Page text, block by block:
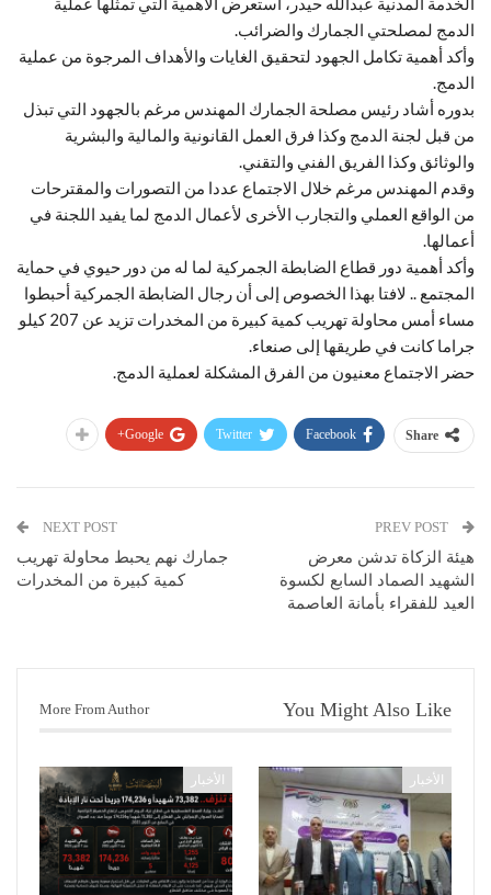
الدمج لمصلحتي الجمارك والضرائب.
وأكد أهمية تكامل الجهود لتحقيق الغايات والأهداف المرجوة من عملية
الدمج.
بدوره أشاد رئيس مصلحة الجمارك المهندس مرغم بالجهود التي تبذل
من قبل لجنة الدمج وكذا فرق العمل القانونية والمالية والبشرية
والوثائق وكذا الفريق الفني والتقني.
وقدم المهندس مرغم خلال الاجتماع عددا من التصورات والمقترحات
من الواقع العملي والتجارب الأخرى لأعمال الدمج لما يفيد اللجنة في
أعمالها.
وأكد أهمية دور قطاع الضابطة الجمركية لما له من دور حيوي في حماية
المجتمع .. لافتا بهذا الخصوص إلى أن رجال الضابطة الجمركية أحبطوا
مساء أمس محاولة تهريب كمية كبيرة من المخدرات تزيد عن 207 كيلو
جراما كانت في طريقها إلى صنعاء.
حضر الاجتماع معنيون من الفرق المشكلة لعملية الدمج.
Share
Facebook
Twitter
Google+
هيئة الزكاة تدشن معرض
الشهيد الصماد السابع لكسوة
العيد للفقراء بأمانة العاصمة
NEXT POST
جمارك نهم يحبط محاولة تهريب
كمية كبيرة من المخدرات
You Might Also Like
More From Author
الأخبار الأخبار